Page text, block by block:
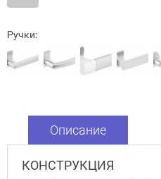
Ручки:
Описание
КОНСТРУКЦИЯ